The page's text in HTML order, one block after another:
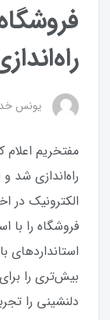
یونس
مفتخریم اعلام
راه‌اندازی
الکترونیک در
فروشگاه را با
استانداردهای
بیش‌تری را
دلنشینی را